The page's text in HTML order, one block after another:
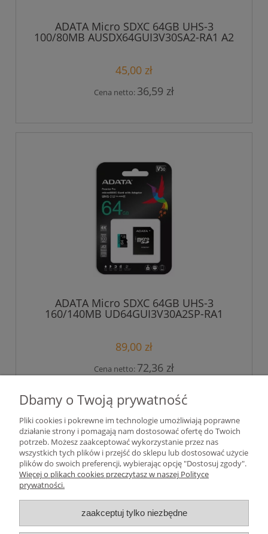
ADATA Micro SDXC 64GB UHS-3
100/80MB AUSDX64GUI3V30SA2-RA1 A2
45,00 zł
Cena netto: 36,59 zł
ADATA Micro SDXC 64GB UHS-3
160/140MB UD64GUI3V30A2SP-RA1
89,00 zł
Cena netto: 72,36 zł
« 1 2 3 4 5 ... 9 »
Pomoc
Moje konto
Płatności i dostawa
Dbamy o Twoją prywatność
Pliki cookies i pokrewne im technologie umożliwiają poprawne
działanie strony i pomagają nam dostosować ofertę do Twoich
potrzeb. Możesz zaakceptować wykorzystanie przez nas
wszystkich tych plików i przejść do sklepu lub dostosować użycie
plików do swoich preferencji, wybierając opcję "Dostosuj zgody".
Więcej o plikach cookies przeczytasz w naszej Polityce
prywatności.
zaakceptuj tylko niezbędne